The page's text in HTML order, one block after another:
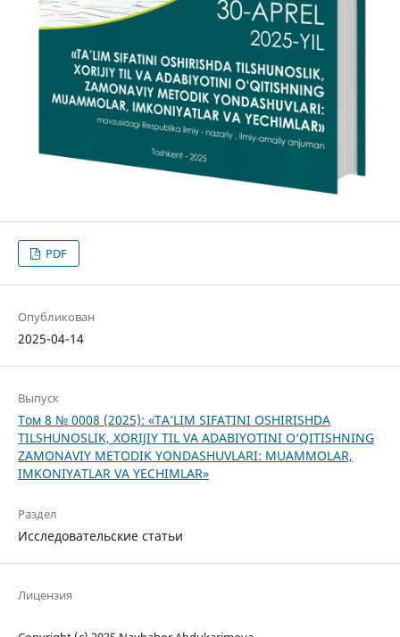
PDF
Опубликован
2025-04-14
Выпуск
Том 8 № 0008 (2025): «TA’LIM SIFATINI OSHIRISHDA
TILSHUNOSLIK, XORIJIY TIL VA ADABIYOTINI O‘QITISHNING
ZAMONAVIY METODIK YONDASHUVLARI: MUAMMOLAR,
IMKONIYATLAR VA YECHIMLAR»
Раздел
Исследовательские статьи
Лицензия